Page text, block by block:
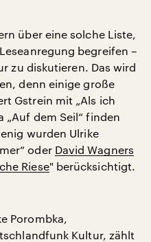
über eine solche Liste,
begreifen –
zu diskutieren. Das wird
denn einige große
Gstrein mit „Als ich
„Auf dem Seil“ finden
wurden Ulrike
oder David Wagners
Riese" berücksichtigt.
Porombka,
Kultur, zählt